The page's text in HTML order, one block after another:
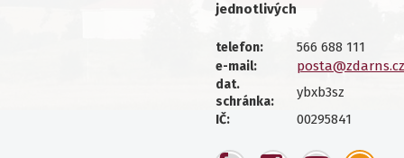
jednotlivých
telefon: 566 688 111
e-mail: posta@zdarns.cz
dat.
schránka:
ybxb3sz
IČ: 00295841